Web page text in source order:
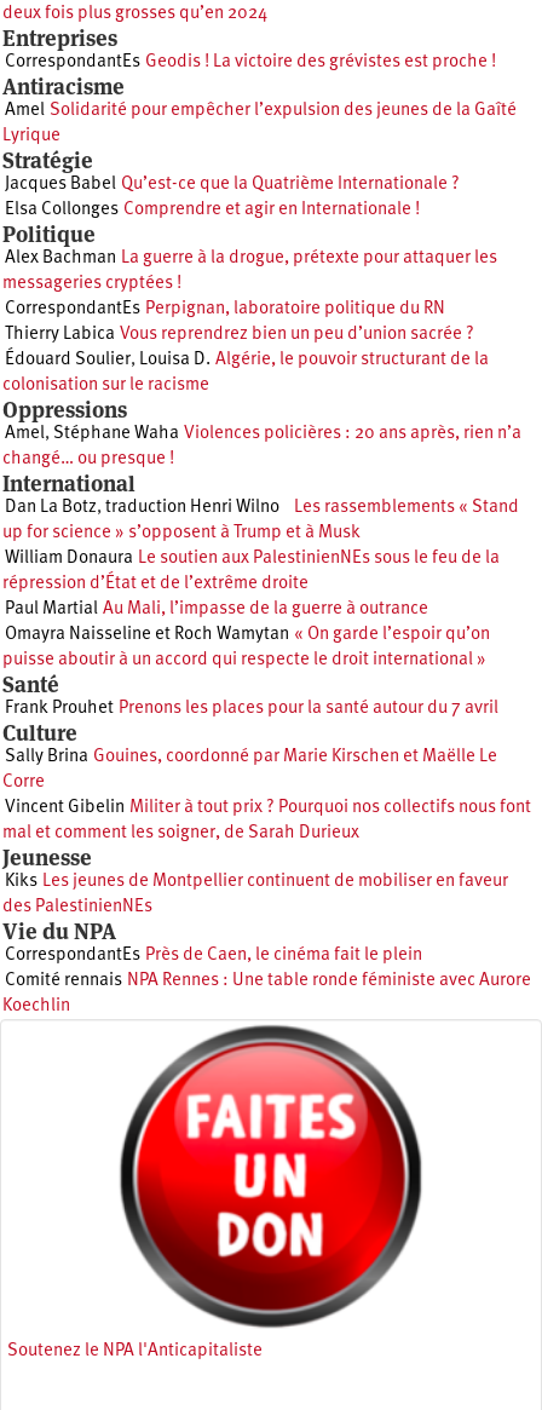
deux fois plus grosses qu’en 2024
Entreprises
CorrespondantEs Geodis ! La victoire des grévistes est proche !
Antiracisme
Amel Solidarité pour empêcher l’expulsion des jeunes de la Gaîté
Lyrique
Stratégie
Jacques Babel Qu’est-ce que la Quatrième Internationale ?
Elsa Collonges Comprendre et agir en Internationale !
Politique
Alex Bachman La guerre à la drogue, prétexte pour attaquer les
messageries cryptées !
CorrespondantEs Perpignan, laboratoire politique du RN
Thierry Labica Vous reprendrez bien un peu d’union sacrée ?
Édouard Soulier, Louisa D. Algérie, le pouvoir structurant de la
colonisation sur le racisme
Oppressions
Amel, Stéphane Waha Violences policières : 20 ans après, rien n’a
changé… ou presque !
International
Dan La Botz, traduction Henri Wilno
Les rassemblements « Stand
up for science » s’opposent à Trump et à Musk
William Donaura Le soutien aux PalestinienNEs sous le feu de la
répression d’État et de l’extrême droite
Paul Martial Au Mali, l’impasse de la guerre à outrance
Omayra Naisseline et Roch Wamytan « On garde l’espoir qu’on
puisse aboutir à un accord qui respecte le droit international »
Santé
Frank Prouhet Prenons les places pour la santé autour du 7 avril
Culture
Sally Brina Gouines, coordonné par Marie Kirschen et Maëlle Le
Corre
Vincent Gibelin Militer à tout prix ? Pourquoi nos collectifs nous font
mal et comment les soigner, de Sarah Durieux
Jeunesse
Kiks Les jeunes de Montpellier continuent de mobiliser en faveur
des PalestinienNEs
Vie du NPA
CorrespondantEs Près de Caen, le cinéma fait le plein
Comité rennais NPA Rennes : Une table ronde féministe avec Aurore
Koechlin
Soutenez le NPA l'Anticapitaliste